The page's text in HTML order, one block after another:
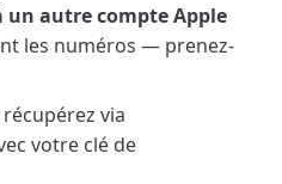
un autre compte Apple
les numéros — prenez-
récupérez via
votre clé de